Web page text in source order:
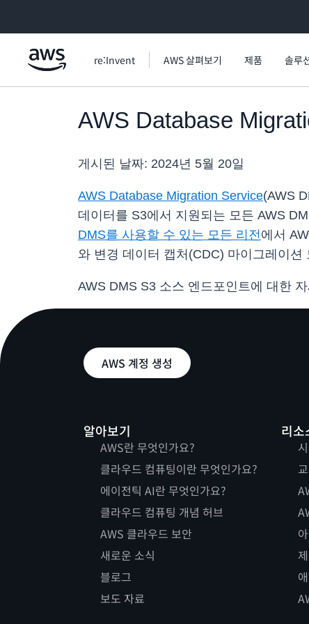
re:Invent AWS 살펴보기 제품 솔루
AWS Database
게시된 날짜: 2024년 5월 20일
AWS Database Migration Service(AWS
데이터를 S3에서 지원되는 모든 AWS
DMS를 사용할 수 있는 모든 리전에서
와 변경 데이터 캡처(CDC) 마이그레이션
AWS DMS S3 소스 엔드포인트에 대한
AWS 계정 생성
알아보기
AWS란 무엇인가요?
클라우드 컴퓨팅이란 무엇인가요?
에이전틱 AI란 무엇인가요?
클라우드 컴퓨팅 개념 허브
AWS 클라우드 보안
새로운 소식
블로그
보도 자료
리소